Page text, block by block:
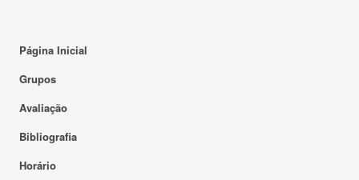
Página Inicial
Grupos
Avaliação
Bibliografia
Horário